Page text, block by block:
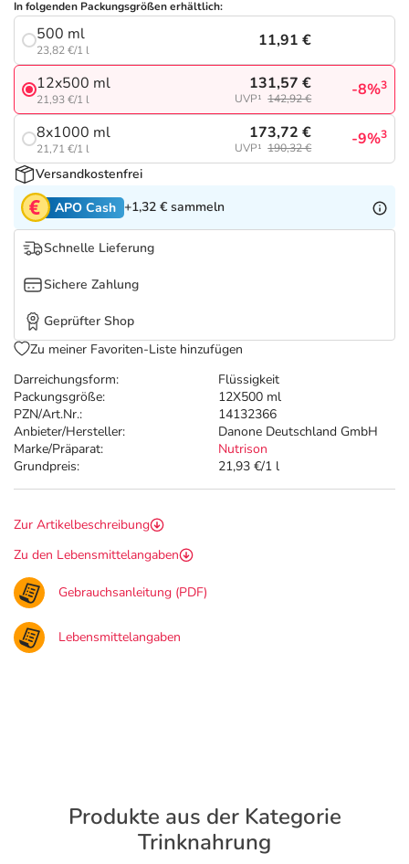
Tierapotheke
Vitamine & Mineralstoffe
Marken
Salus Deals
Darreichungsform:
Flüssigkeit
Packungsgröße:
12X500 ml
PZN/Art.Nr.:
14132366
Anbieter/Hersteller:
Danone Deutschland GmbH
Marke/Präparat:
Nutrison
Grundpreis:
21,93 €/1 l
In folgenden Packungsgrößen erhältlich:
500 ml
23,82 €/1 l
11,91 €
12x500 ml
21,93 €/1 l
131,57 €
UVP¹ 142,92 € -8%3
8x1000 ml
21,71 €/1 l
173,72 €
UVP¹ 190,32 € -9%3
Versandkostenfrei
APO Cash +1,32 € sammeln
Schnelle Lieferung
Sichere Zahlung
Geprüfter Shop
Zu meiner Favoriten-Liste hinzufügen
Zur Artikelbeschreibung
Zu den Lebensmittelangaben
Gebrauchsanleitung (PDF)
Lebensmittelangaben
Produkte aus der Kategorie
Trinknahrung